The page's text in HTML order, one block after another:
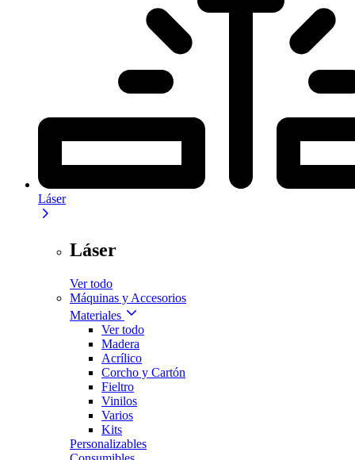
Láser
Láser
Ver todo
Máquinas y Accesorios
Materiales
Ver todo
Madera
Acrílico
Corcho y Cartón
Fieltro
Vinilos
Varios
Kits
Personalizables